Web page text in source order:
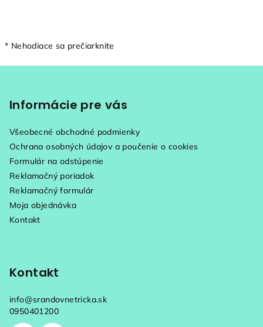
* Nehodiace sa prečiarknite
Informácie pre vás
Všeobecné obchodné podmienky
Ochrana osobných údajov a poučenie o cookies
Formulár na odstúpenie
Reklamačný poriadok
Reklamačný formulár
Moja objednávka
Kontakt
Kontakt
info@srandovnetricka.sk
0950401200